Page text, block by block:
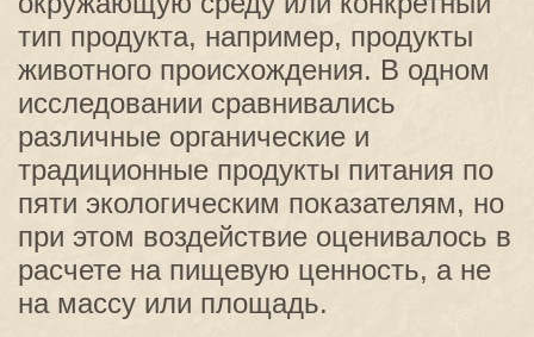
тип продукта, например, продукты
животного происхождения. В одном
исследовании сравнивались
различные органические и
традиционные продукты питания по
пяти экологическим показателям, но
при этом воздействие оценивалось в
расчете на пищевую ценность, а не
на массу или площадь.